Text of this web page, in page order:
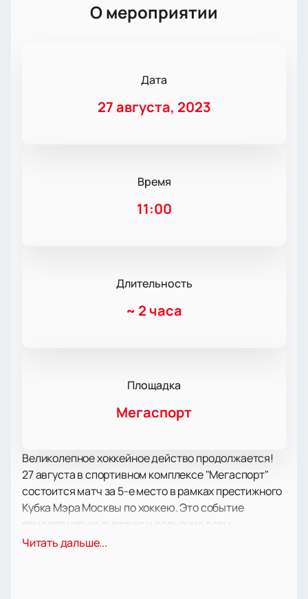
О мероприятии
Дата
27 августа, 2023
Время
11:00
Длительность
~ 2 часа
Площадка
Мегаспорт
Великолепное хоккейное действо продолжается!
27 августа в спортивном комплексе "Мегаспорт"
состоится матч за 5-е место в рамках престижного
Кубка Мэра Москвы по хоккею. Это событие
придает новую энергию и волнение всем
поклонникам этой прекрасной игры, и предлагает
Читать дальше...